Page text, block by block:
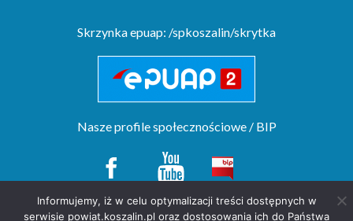
Skrzynka epuap: /spkoszalin/skrytka
Nasze profile społecznościowe / BIP
Informujemy, iż w celu optymalizacji treści dostępnych w
serwisie powiat.koszalin.pl oraz dostosowania ich do Państwa